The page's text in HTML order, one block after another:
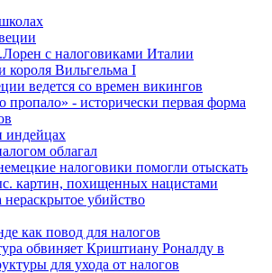
с налоговиками Италии
короля Вильгельма I
ведется со времен викингов
пропало» - исторически первая форма
индейцах
облагал
налоговики помогли отыскать
картин, похищенных нацистами
убийство
как повод для налогов
обвиняет Криштиану Роналду в
для ухода от налогов